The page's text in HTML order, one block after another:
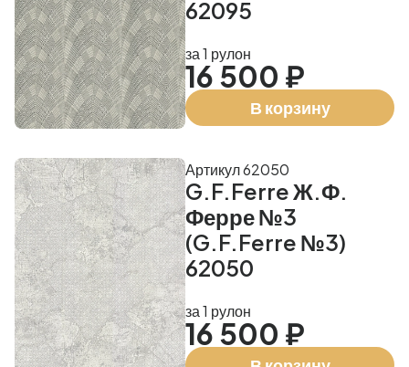
62095
за 1 рулон
16 500 ₽
В корзину
G.F.Ferre Ж.Ф.
Ферре №3
(G.F.Ferre №3)
62050
Артикул 62050
за 1 рулон
16 500 ₽